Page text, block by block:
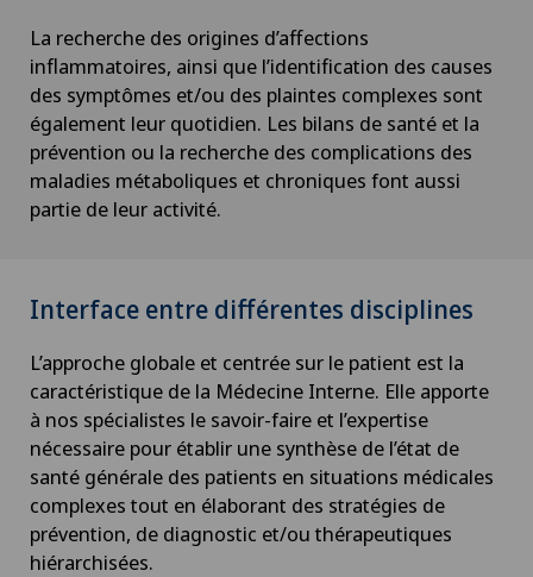
La recherche des origines d’affections
inflammatoires, ainsi que l’identification des causes
des symptômes et/ou des plaintes complexes sont
également leur quotidien. Les bilans de santé et la
prévention ou la recherche des complications des
maladies métaboliques et chroniques font aussi
partie de leur activité.
Interface entre différentes disciplines
L’approche globale et centrée sur le patient est la
caractéristique de la Médecine Interne. Elle apporte
à nos spécialistes le savoir-faire et l’expertise
nécessaire pour établir une synthèse de l’état de
santé générale des patients en situations médicales
complexes tout en élaborant des stratégies de
prévention, de diagnostic et/ou thérapeutiques
hiérarchisées.